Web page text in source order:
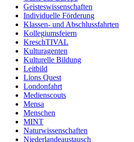
Geisteswissenschaften
Individuelle Förderung
Klassen- und Abschlussfahrten
Kollegiumsfeiern
KreschTIVAL
Kulturagenten
Kulturelle Bildung
Leitbild
Lions Quest
Londonfahrt
Medienscouts
Mensa
Menschen
MINT
Naturwissenschaften
Niederlandeaustausch